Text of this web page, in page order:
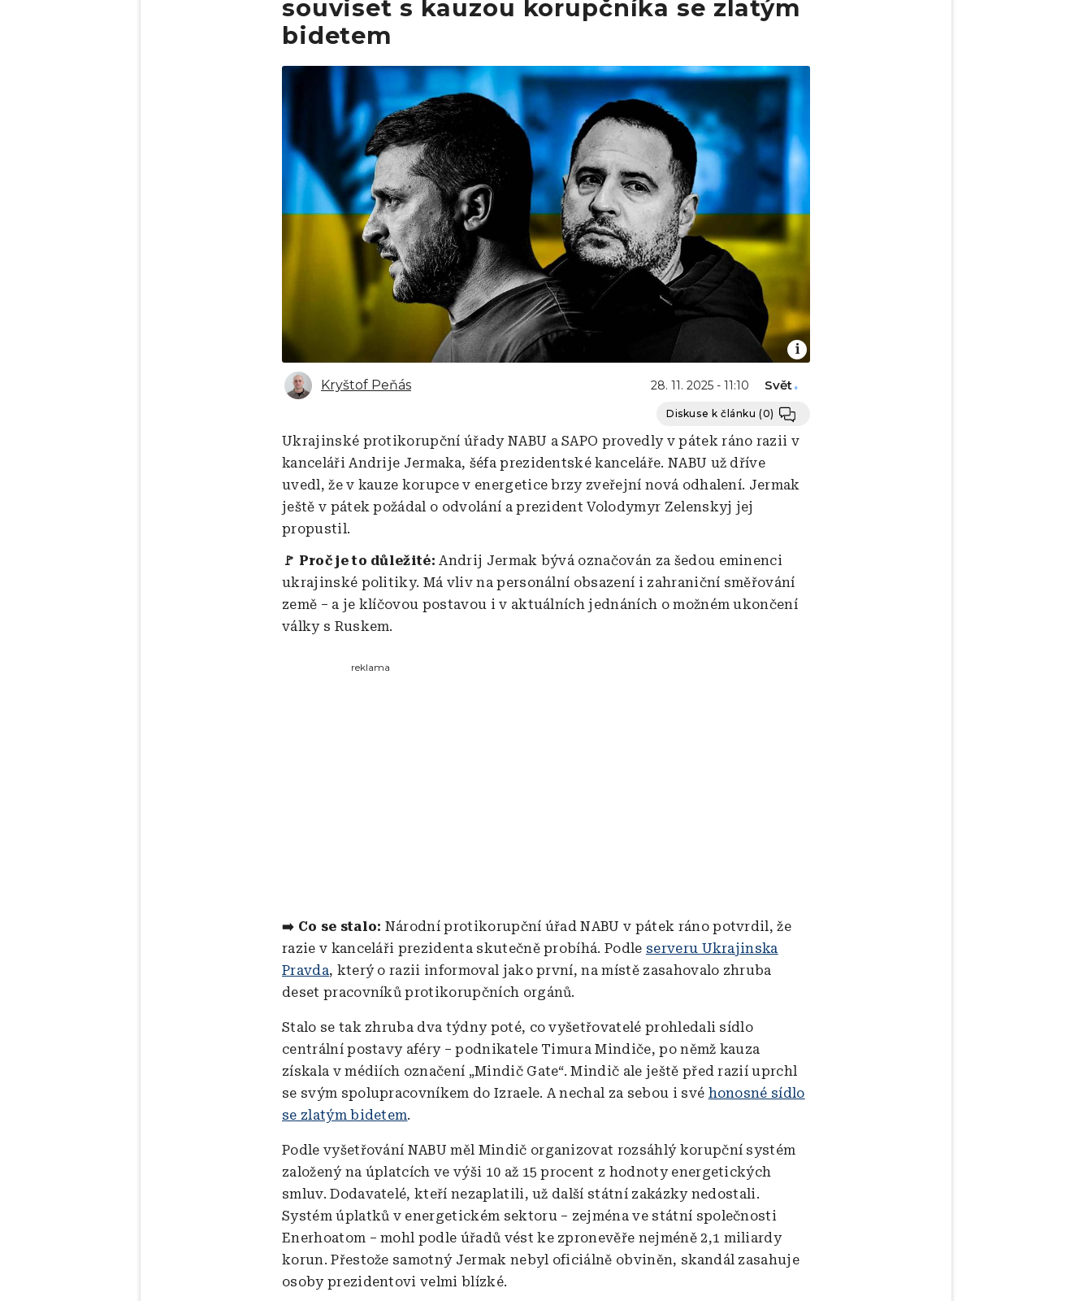
souviset s kauzou korupčníka se zlatým
bidetem
Obrázek
Kryštof Peňás 28. 11. 2025 - 11:10 Svět
Diskuse k článku(0)
Ukrajinské protikorupční úřady NABU a SAPO provedly v pátek ráno razii v
kanceláři Andrije Jermaka, šéfa prezidentské kanceláře. NABU už dříve
uvedl, že v kauze korupce v energetice brzy zveřejní nová odhalení. Jermak
ještě v pátek požádal o odvolání a prezident Volodymyr Zelenskyj jej
propustil.
🚩 Proč je to důležité:Andrij Jermak bývá označován za šedou eminenci
ukrajinské politiky. Má vliv na personální obsazení i zahraniční směřování
země – a je klíčovou postavou i v aktuálních jednáních o možném ukončení
války s Ruskem.
reklama
➡️ Co se stalo: Národní protikorupční úřad NABU v pátek ráno potvrdil, že
razie v kanceláři prezidenta skutečně probíhá. Podle serveru Ukrajinska
Pravda, který o razii informoval jako první, na místě zasahovalo zhruba
deset pracovníků protikorupčních orgánů.
Stalo se tak zhruba dva týdny poté, co vyšetřovatelé prohledali sídlo
centrální postavy aféry – podnikatele Timura Mindiče, po němž kauza
získala v médiích označení „Mindič Gate“. Mindič ale ještě před razií uprchl
se svým spolupracovníkem do Izraele. A nechal za sebou i své honosné sídlo
se zlatým bidetem.
Podle vyšetřování NABU měl Mindič organizovat rozsáhlý korupční systém
založený na úplatcích ve výši 10 až 15 procent z hodnoty energetických
smluv. Dodavatelé, kteří nezaplatili, už další státní zakázky nedostali.
Systém úplatků v energetickém sektoru – zejména ve státní společnosti
Enerhoatom – mohl podle úřadů vést ke zpronevěře nejméně 2,1 miliardy
korun. Přestože samotný Jermak nebyl oficiálně obviněn, skandál zasahuje
osoby prezidentovi velmi blízké.